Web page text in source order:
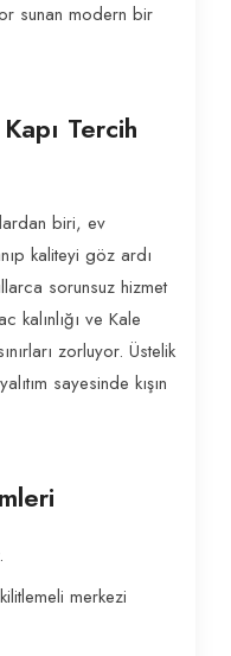
sunan modern bir
Tercih
biri, ev
kaliteyi göz ardı
sorunsuz hizmet
kalınlığı ve Kale
zorluyor. Üstelik
sayesinde kışın
merkezi